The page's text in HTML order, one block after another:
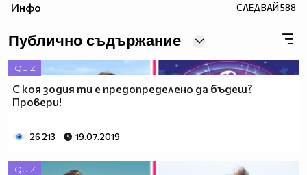
Инфо СЛЕДВАЙ588
Публично съдържание
QUIZ
С коя зодия ти е предопределено да бъдеш?
Провери!
26 213 19.07.2019
QUIZ